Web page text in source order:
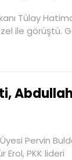
Tülay
ile görüştü.
Pervin
PKK lideri